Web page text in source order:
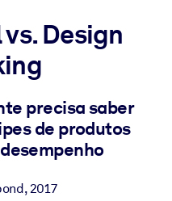
para seu LMS/LXP para
sólidos.
uso.
Design
precisa saber
de produtos
,2017